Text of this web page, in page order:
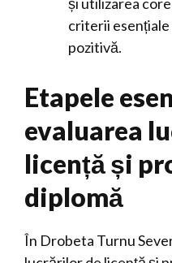
criterii
pozitivă.
Etapele
evaluarea
licență și
diplomă
În Drobeta Turnu